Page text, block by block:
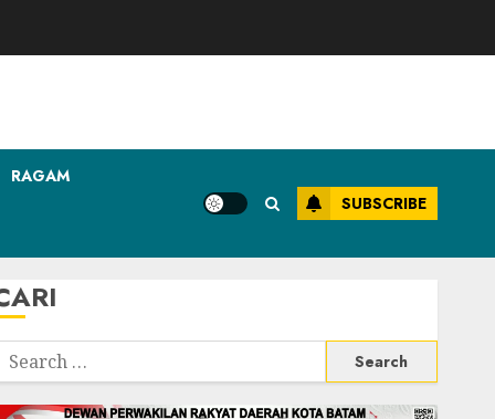
RAGAM
SUBSCRIBE
Search